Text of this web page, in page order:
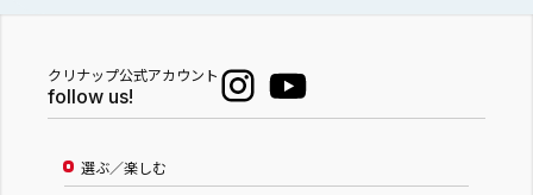
株式会社 匠工房
クリナップ公式アカウント
follow us!
選ぶ／楽しむ